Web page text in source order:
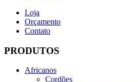
Loja
Orçamento
Contato
PRODUTOS
Africanos
Cordões